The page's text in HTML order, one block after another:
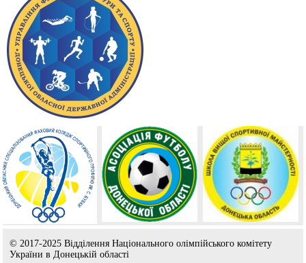
© 2017-2025 Відділення Національного олімпійського комітету
України в Донецькій області